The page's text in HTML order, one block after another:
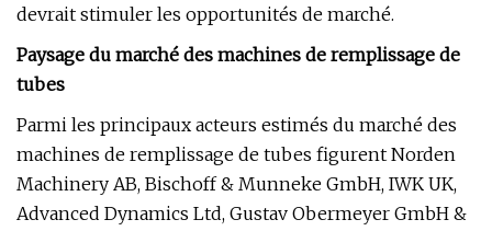
devrait stimuler les opportunités de marché.
Paysage du marché des machines de remplissage de
tubes
Parmi les principaux acteurs estimés du marché des
machines de remplissage de tubes figurent Norden
Machinery AB, Bischoff & Munneke GmbH, IWK UK,
Advanced Dynamics Ltd, Gustav Obermeyer GmbH &